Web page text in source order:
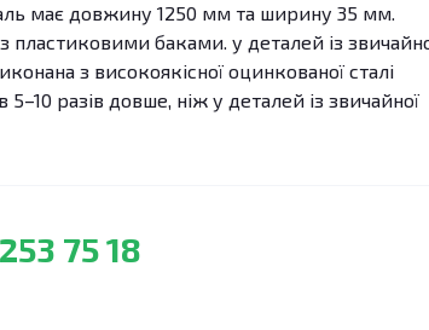
має довжину 1250 мм та ширину 35 мм.
баками. у деталей із
з високоякісної оцинкованої сталі
разів довше, ніж у деталей із звичайної
75 18